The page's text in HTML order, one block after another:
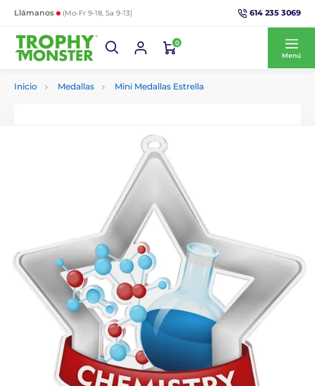
Llámanos (Mo-Fr 9-18, Sa 9-13) 614 235 3069
0
Menú
Inicio Medallas Mini Medallas Estrella